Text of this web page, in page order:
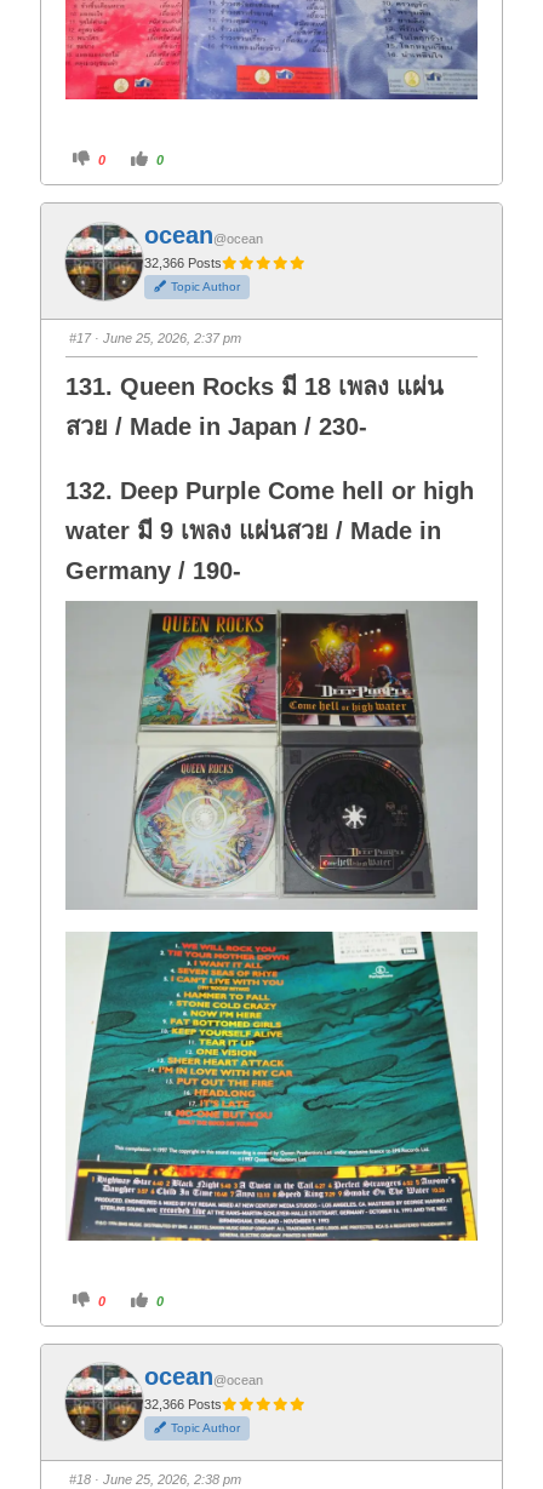
C
i
f
o
r
t
h
u
m
d
o
n
.
0
C
i
o
t
h
u
m
u
p
0
ocean@ocean
32,366 Posts
Topic Author
#17· June 25, 2026, 2:37 pm
131. Queen Rocks มี 18 เพลง แผ่น
สวย / Made in Japan / 230-
132. Deep Purple Come hell or high
water มี 9 เพลง แผ่นสวย / Made in
Germany / 190-
C
i
k
f
o
r
t
h
u
m
d
0
C
i
k
o
r
t
h
u
m
u
0
ocean@ocean
32,366 Posts
Topic Author
#18 · June 25, 2026, 2:38 pm